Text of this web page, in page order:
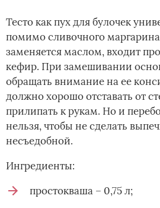
Тесто как пух для булочек
помимо сливочного
заменяется маслом, входит
кефир. При замешивании
обращать внимание на ее
должно хорошо отставать от
прилипать к рукам. Но и
нельзя, чтобы не сделать
несъедобной.
Ингредиенты:
простокваша – 0,75 л;